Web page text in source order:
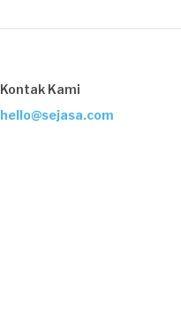
Kontak Kami
hello@sejasa.com